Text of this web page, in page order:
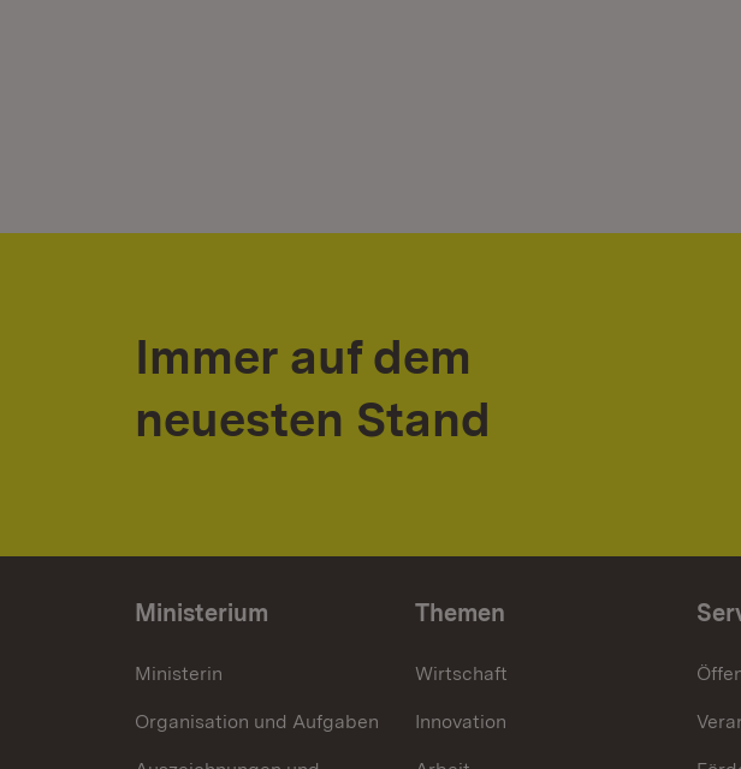
Immer auf dem
neuesten Stand
Ministerium
Ministerin
Organisation und Aufgaben
Themen
Wirtschaft
Innovation